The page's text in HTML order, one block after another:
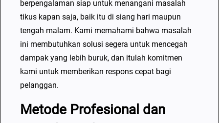
berpengalaman siap untuk menangani masalah
tikus kapan saja, baik itu di siang hari maupun
tengah malam. Kami memahami bahwa masalah
ini membutuhkan solusi segera untuk mencegah
dampak yang lebih buruk, dan itulah komitmen
kami untuk memberikan respons cepat bagi
pelanggan.
Metode Profesional dan